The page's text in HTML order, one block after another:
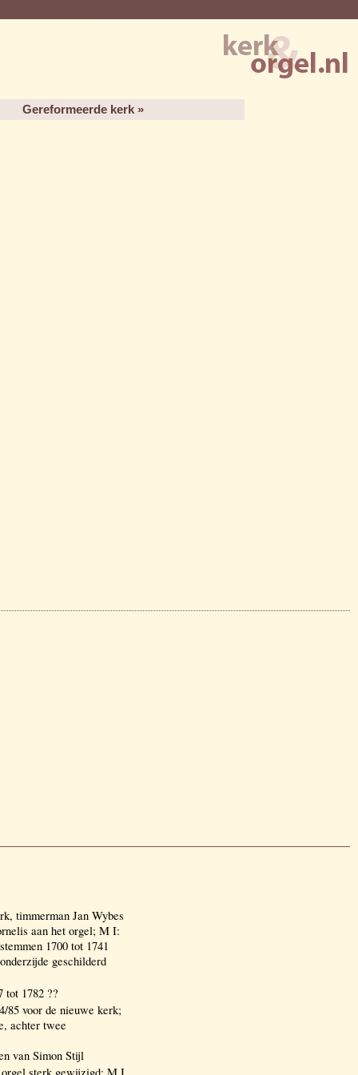
Gereformeerde kerk »
timmerman Jan Wybes
aan het orgel; M I:
1700 tot 1741
geschilderd
tot 1782 ??
85 voor de nieuwe kerk;
achter twee
van Simon Stijl